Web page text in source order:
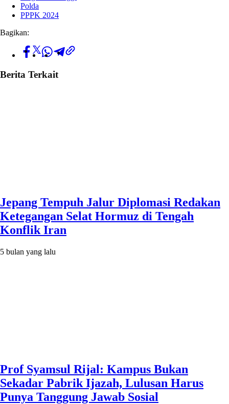
Polda
PPPK 2024
Bagikan:
Berita Terkait
Jepang Tempuh Jalur Diplomasi Redakan
Ketegangan Selat Hormuz di Tengah
Konflik Iran
5 bulan yang lalu
Prof Syamsul Rijal: Kampus Bukan
Sekadar Pabrik Ijazah, Lulusan Harus
Punya Tanggung Jawab Sosial